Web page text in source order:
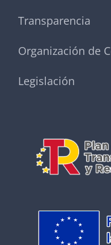
Transparencia
Organización de
Legislación